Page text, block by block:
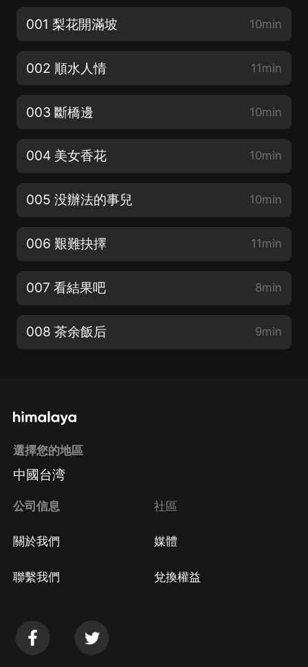
001 梨花開滿坡 10min
002 順水人情 11min
003 斷橋邊 10min
004 美女香花 10min
005 没辦法的事兒 10min
006 艱難抉擇 11min
007 看結果吧 8min
008 茶余飯后 9min
選擇您的地區
中國台湾
公司信息
關於我們
聯繫我們
社區
媒體
兌換權益